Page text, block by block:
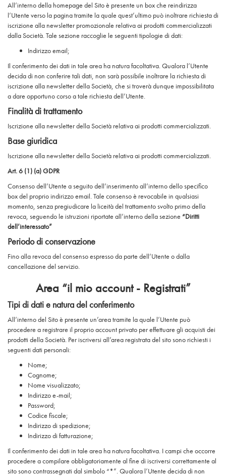
All’interno della homepage del Sito è presente un box che reindirizza
l’Utente verso la pagina tramite la quale quest’ultimo può inoltrare richiesta di
iscrizione alla newsletter promozionale relativa ai prodotti commercializzati
dalla Società. Tale sezione raccoglie le seguenti tipologie di dati:
Indirizzo email;
Il conferimento dei dati in tale area ha natura facoltativa. Qualora l’Utente
decida di non conferire tali dati, non sarà possibile inoltrare la richiesta di
iscrizione alla newsletter della Società, che si troverà dunque impossibilitata
a dare opportuno corso a tale richiesta dell’Utente.
Finalità di trattamento
Iscrizione alla newsletter della Società relativa ai prodotti commercializzati.
Base giuridica
Iscrizione alla newsletter della Società relativa ai prodotti commercializzati.
Art. 6 (1) (a) GDPR
Consenso dell’Utente a seguito dell’inserimento all’interno dello specifico
box del proprio indirizzo email. Tale consenso è revocabile in qualsiasi
momento, senza pregiudicare la liceità del trattamento svolto primo della
revoca, seguendo le istruzioni riportate all’interno della sezione “Diritti
dell’interessato”
Periodo di conservazione
Fino alla revoca del consenso espresso da parte dell’Utente o dalla
cancellazione del servizio.
Area “il mio account - Registrati”
Tipi di dati e natura del conferimento
All’interno del Sito è presente un’area tramite la quale l’Utente può
procedere a registrare il proprio account privato per effettuare gli acquisti dei
prodotti della Società. Per iscriversi all’area registrata del sito sono richiesti i
seguenti dati personali:
Nome;
Cognome;
Nome visualizzato;
Indirizzo e-mail;
Password;
Codice fiscale;
Indirizzo di spedizione;
Indirizzo di fatturazione;
Il conferimento dei dati in tale area ha natura facoltativa. I campi che occorre
procedere a compilare obbligatoriamente al fine di iscriversi correttamente al
sito sono contrassegnati dal simbolo “*”. Qualora l’Utente decida di non